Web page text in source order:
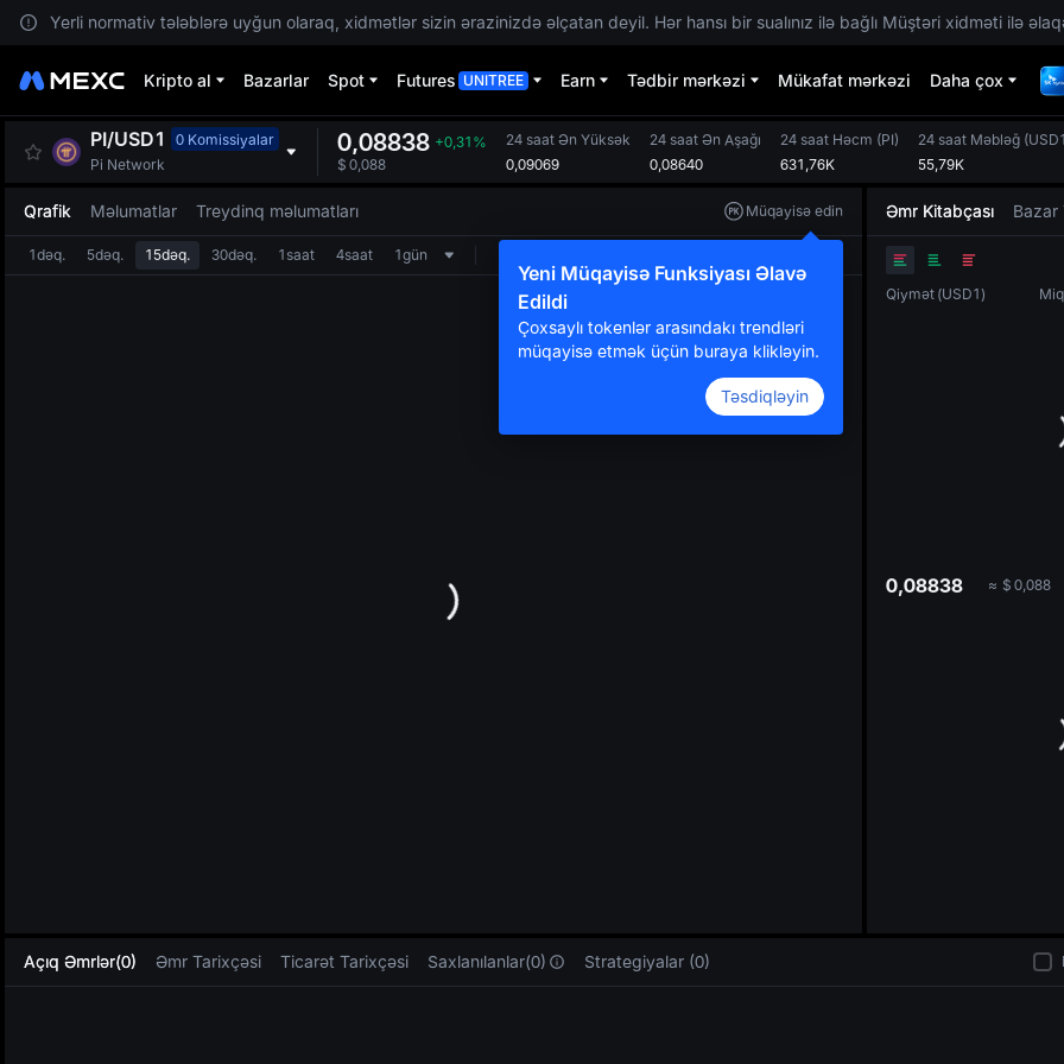
Yerli normativ tələblərə uyğun olaraq, xidmətlər sizin ərazinizdə əlçatan deyil. Hər hansı bir sualınız ilə bağlı Müştəri xidməti ilə
Kripto al Bazarlar Spot Futures UNITREE Earn Tədbir mərkəzi Mükafat mərkəzi Daha çox
PI/USD1
0 Komissiyalar
Pi Network
0,08838 +0,31%
$ 0,088
24 saat Ən Yüksək
0,09069
24 saat Ən Aşağı
0,08640
24 saat Həcm (PI)
631,76K
24 saat Məbləğ (USD1
55,79K
Qrafik Məlumatlar Treydinq məlumatları Müqayisə edin
Yeni Müqayisə Funksiyası Əlavə
Edildi
Çoxsaylı tokenlər arasındakı trendləri
müqayisə etmək üçün buraya klikləyin.
Təsdiqləyin
1dəq. 5dəq. 15dəq. 30dəq. 1saat 4saat 1gün
Əmr Kitabçası Bazar
Qiymət (USD1)
0,08838 ≈ $ 0,088
Açıq Əmrlər(0) Əmr Tarixçəsi Ticarət Tarixçəsi Saxlanılanlar(0) Strategiyalar (0)